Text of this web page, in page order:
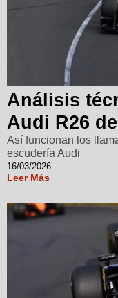
Análisis
Audi R26
Así funcionan los
escudería Audi
16/03/2026
Leer Más